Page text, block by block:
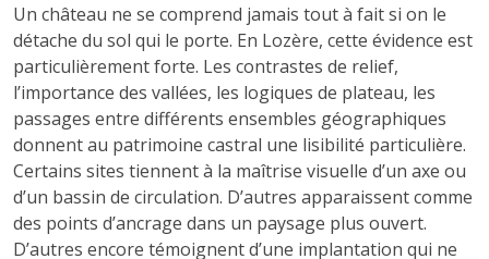
Un château ne se comprend jamais tout à fait si on le
détache du sol qui le porte. En Lozère, cette évidence est
particulièrement forte. Les contrastes de relief,
l’importance des vallées, les logiques de plateau, les
passages entre différents ensembles géographiques
donnent au patrimoine castral une lisibilité particulière.
Certains sites tiennent à la maîtrise visuelle d’un axe ou
d’un bassin de circulation. D’autres apparaissent comme
des points d’ancrage dans un paysage plus ouvert.
D’autres encore témoignent d’une implantation qui ne